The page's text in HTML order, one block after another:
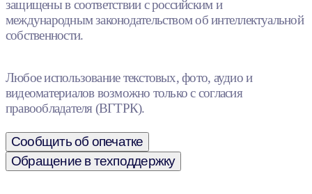
защищены в соответствии с российским и
международным законодательством об интеллектуальной
собственности.
Любое использование текстовых, фото, аудио и
видеоматериалов возможно только с согласия
правообладателя (ВГТРК).
Сообщить об опечатке
Обращение в техподдержку